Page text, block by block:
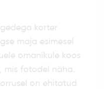
korter
maja esimesel
omanikule koos
fotodel näha.
on ehitatud